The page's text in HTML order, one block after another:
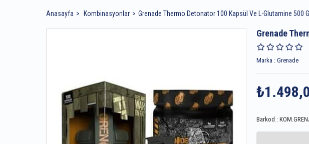
Anasayfa Kombinasyonlar Grenade Thermo Detonator 100 Kapsül Ve L-Glutamine 500
Grenade
Marka : Grenade
Barkod :